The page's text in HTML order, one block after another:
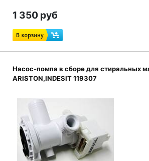
1 350 руб
Насос-помпа в сборе для стиральных
ARISTON,INDESIT 119307